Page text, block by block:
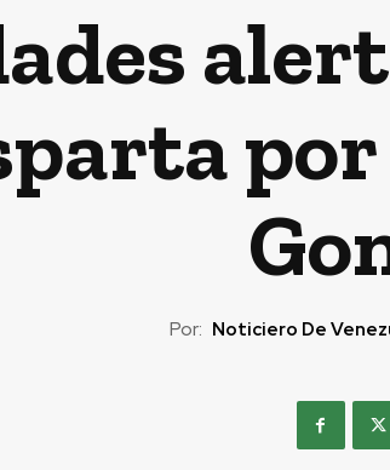
Por: Noticiero De